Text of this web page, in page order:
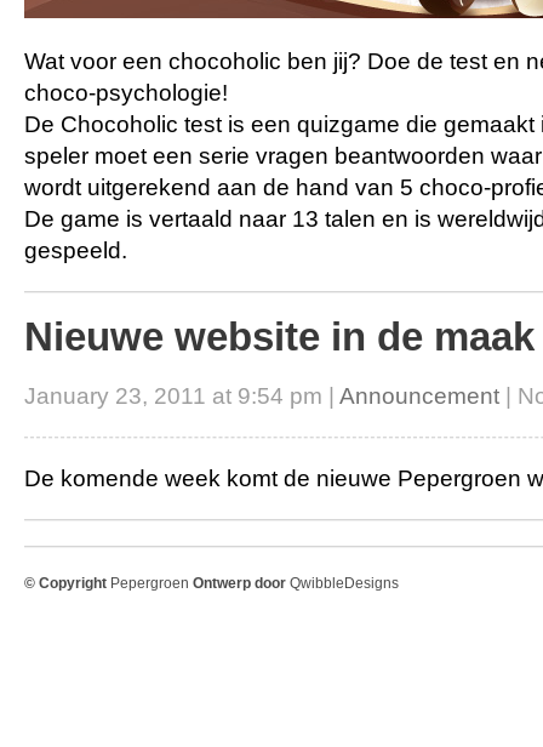
Wat voor een chocoholic ben jij? Doe de test en
choco-psychologie!
De Chocoholic test is een quizgame die
speler moet een serie vragen beantwoorden
wordt uitgerekend aan de hand van 5 choco-
De game is vertaald naar 13 talen en is
gespeeld.
Nieuwe website in de maak
January 23, 2011 at 9:54 pm | Announcement |
De komende week komt de nieuwe Pepergroen
© Copyright Pepergroen Ontwerp door QwibbleDesigns